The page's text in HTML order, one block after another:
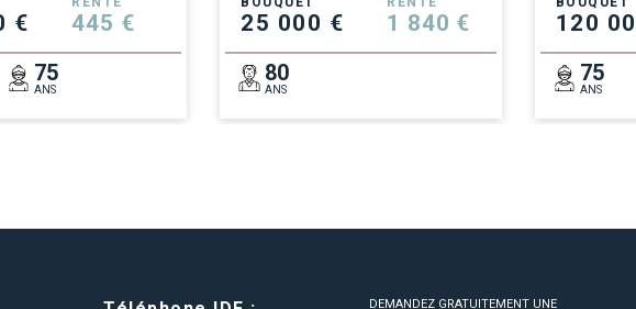
€
445 €
75
ANS
25 000 €
1 840 €
80
ANS
120
75
ANS
DEMANDEZ GRATUITEMENT UNE